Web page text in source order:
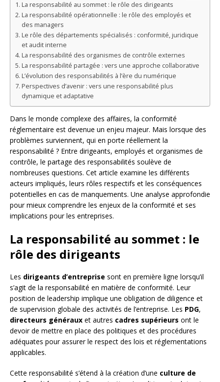
La responsabilité au sommet : le rôle des dirigeants
La responsabilité opérationnelle : le rôle des employés et
des managers
Le rôle des départements spécialisés : conformité, juridique
et audit interne
La responsabilité des organismes de contrôle externes
La responsabilité partagée : vers une approche collaborative
L’évolution des responsabilités à l’ère du numérique
Perspectives d’avenir : vers une responsabilité plus
dynamique et adaptative
Dans le monde complexe des affaires, la conformité
réglementaire est devenue un enjeu majeur. Mais lorsque des
problèmes surviennent, qui en porte réellement la
responsabilité ? Entre dirigeants, employés et organismes de
contrôle, le partage des responsabilités soulève de
nombreuses questions. Cet article examine les différents
acteurs impliqués, leurs rôles respectifs et les conséquences
potentielles en cas de manquements. Une analyse approfondie
pour mieux comprendre les enjeux de la conformité et ses
implications pour les entreprises.
La responsabilité au sommet : le
rôle des dirigeants
Les dirigeants d’entreprise sont en première ligne lorsqu’il
s’agit de la responsabilité en matière de conformité. Leur
position de leadership implique une obligation de diligence et
de supervision globale des activités de l’entreprise. Les PDG,
directeurs généraux et autres cadres supérieurs ont le
devoir de mettre en place des politiques et des procédures
adéquates pour assurer le respect des lois et réglementations
applicables.
Cette responsabilité s’étend à la création d’une culture de